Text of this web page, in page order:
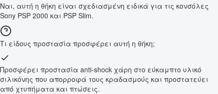
Ναι, αυτή η θήκη είναι σχεδιασμένη ειδικά για τις κονσόλες
Sony PSP 2000 και PSP Slim.
Τι είδους προστασία προσφέρει αυτή η θήκη;
Προσφέρει προστασία anti-shock χάρη στο εύκαμπτο υλικό
σιλικόνης που απορροφά τους κραδασμούς και προστατεύει
από χτυπήματα και πτώσεις.